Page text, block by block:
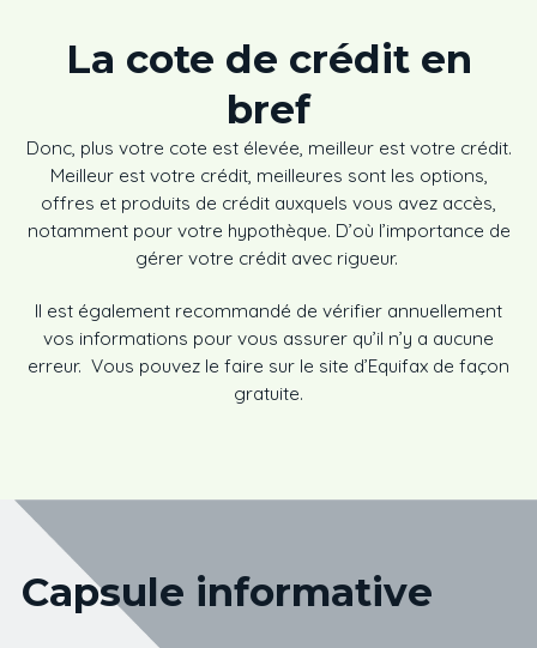
La cote de crédit en
bref
Donc, plus votre cote est élevée, meilleur est votre crédit.
Meilleur est votre crédit, meilleures sont les options,
offres et produits de crédit auxquels vous avez accès,
notamment pour votre hypothèque. D’où l’importance de
gérer votre crédit avec rigueur.
Il est également recommandé de vérifier annuellement
vos informations pour vous assurer qu’il n’y a aucune
erreur. Vous pouvez le faire sur le site d’Equifax de façon
gratuite.
Capsule informative